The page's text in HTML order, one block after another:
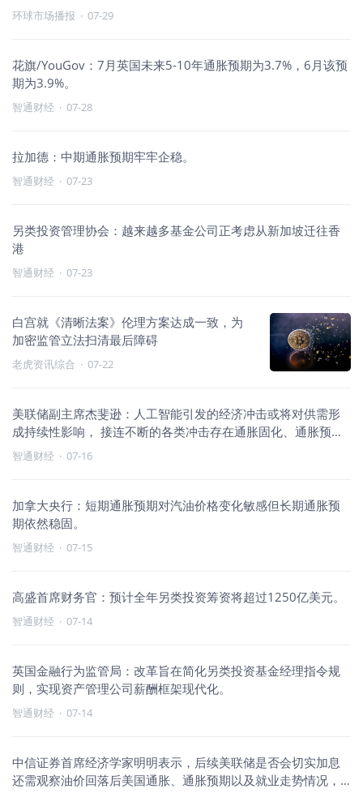
环球市场播报 · 07-29
花旗/YouGov：7月英国未来5-10年通胀预期为3.7%，6月该预
期为3.9%。
智通财经 · 07-28
拉加德：中期通胀预期牢牢企稳。
智通财经 · 07-23
另类投资管理协会：越来越多基金公司正考虑从新加坡迁往香
港
智通财经 · 07-23
白宫就《清晰法案》伦理方案达成一致，为
加密监管立法扫清最后障碍
老虎资讯综合 · 07-22
美联储副主席杰斐逊：人工智能引发的经济冲击或将对供需形
成持续性影响， 接连不断的各类冲击存在通胀固化、通胀预期
脱锚的风险
智通财经 · 07-16
加拿大央行：短期通胀预期对汽油价格变化敏感但长期通胀预
期依然稳固。
智通财经 · 07-15
高盛首席财务官：预计全年另类投资筹资将超过1250亿美元。
智通财经 · 07-14
英国金融行为监管局：改革旨在简化另类投资基金经理指令规
则，实现资产管理公司薪酬框架现代化。
智通财经 · 07-14
中信证券首席经济学家明明表示，后续美联储是否会切实加息
还需观察油价回落后美国通胀、通胀预期以及就业走势情况，